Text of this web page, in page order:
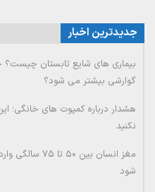
جدیدترین اخبار
بیماری های شایع تابستان
گوارشی بیشتر می شود؟
هشدار درباره کمپوت های خانگی؛
نکنید
مغز انسان
شود